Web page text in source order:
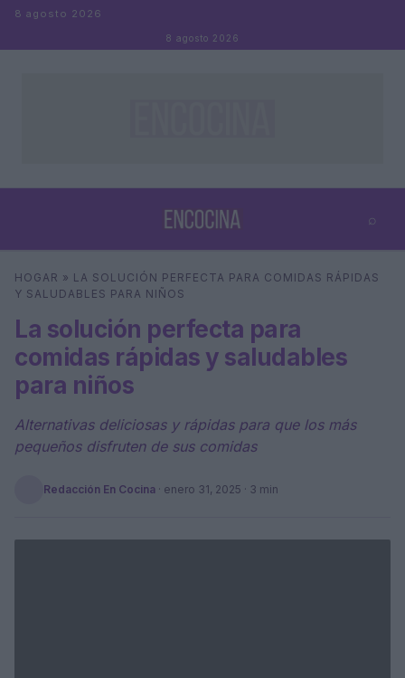
Saltar al contenido
8 agosto 2026
8 agosto 2026
⌕
Buscar ⌕ ×
HOGAR » LA SOLUCIÓN PERFECTA PARA COMIDAS RÁPIDAS
Y SALUDABLES PARA NIÑOS
La solución perfecta para
comidas rápidas y saludables
para niños
Alternativas deliciosas y rápidas para que los más
pequeños disfruten de sus comidas
Redacción En Cocina · enero 31, 2025 · 3 min